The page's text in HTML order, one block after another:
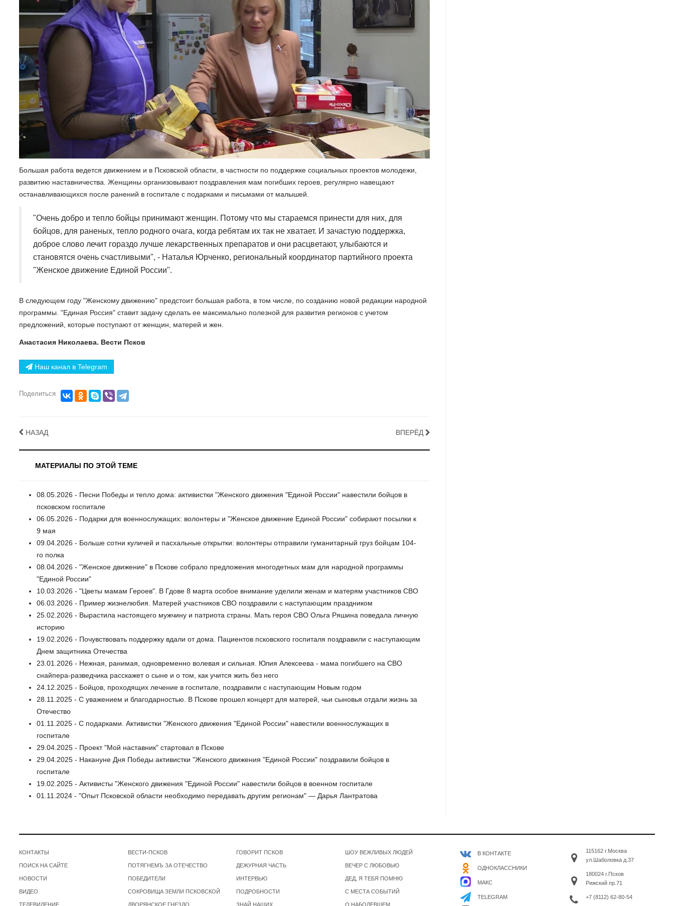
Большая работа ведется движением и в Псковской области, в частности по поддержке социальных проектов молодежи,
развитию наставничества. Женщины организовывают поздравления мам погибших героев, регулярно навещают
останавливающихся после ранений в госпитале с подарками и письмами от малышей.
"Очень добро и тепло бойцы принимают женщин. Потому что мы стараемся принести для них, для
бойцов, для раненых, тепло родного очага, когда ребятам их так не хватает. И зачастую поддержка,
доброе слово лечит гораздо лучше лекарственных препаратов и они расцветают, улыбаются и
становятся очень счастливыми", - Наталья Юрченко, региональный координатор партийного проекта
"Женское движение Единой России".
В следующем году "Женскому движению" предстоит большая работа, в том числе, по созданию новой редакции народной
программы. "Единая Россия" ставит задачу сделать ее максимально полезной для развития регионов с учетом
предложений, которые поступают от женщин, матерей и жен.
Анастасия Николаева. Вести Псков
Наш канал в Telegram
Поделиться
НАЗАД ВПЕРЁД
МАТЕРИАЛЫ ПО ЭТОЙ ТЕМЕ
08.05.2026 - Песни Победы и тепло дома: активистки "Женского движения "Единой России" навестили бойцов в
псковском госпитале
06.05.2026 - Подарки для военнослужащих: волонтеры и "Женское движение Единой России" собирают посылки к
9 мая
09.04.2026 - Больше сотни куличей и пасхальные открытки: волонтеры отправили гуманитарный груз бойцам 104-
го полка
08.04.2026 - "Женское движение" в Пскове собрало предложения многодетных мам для народной программы
"Единой России"
10.03.2026 - "Цветы мамам Героев". В Гдове 8 марта особое внимание уделили женам и матерям участников СВО
06.03.2026 - Пример жизнелюбия. Матерей участников СВО поздравили с наступающим праздником
25.02.2026 - Вырастила настоящего мужчину и патриота страны. Мать героя СВО Ольга Ряшина поведала личную
историю
19.02.2026 - Почувствовать поддержку вдали от дома. Пациентов псковского госпиталя поздравили с наступающим
Днем защитника Отечества
23.01.2026 - Нежная, ранимая, одновременно волевая и сильная. Юлия Алексеева - мама погибшего на СВО
снайпера-разведчика расскажет о сыне и о том, как учится жить без него
24.12.2025 - Бойцов, проходящих лечение в госпитале, поздравили с наступающим Новым годом
28.11.2025 - С уважением и благодарностью. В Пскове прошел концерт для матерей, чьи сыновья отдали жизнь за
Отечество
01.11.2025 - С подарками. Активистки "Женского движения "Единой России" навестили военнослужащих в
госпитале
29.04.2025 - Проект "Мой наставник" стартовал в Пскове
29.04.2025 - Накануне Дня Победы активистки "Женского движения "Единой России" поздравили бойцов в
госпитале
19.02.2025 - Активисты "Женского движения "Единой России" навестили бойцов в военном госпитале
01.11.2024 - "Опыт Псковской области необходимо передавать другим регионам" — Дарья Лантратова
КОНТАКТЫ
ПОИСК НА САЙТЕ
НОВОСТИ
ВИДЕО
ТЕЛЕВИДЕНИЕ
ВЕСТИ-ПСКОВ
ПОТЯГНЕМЪ ЗА ОТЕЧЕСТВО
ПОБЕДИТЕЛИ
СОКРОВИЩА ЗЕМЛИ ПСКОВСКОЙ
ДВОРЯНСКОЕ ГНЕЗДО
ГОВОРИТ ПСКОВ
ДЕЖУРНАЯ ЧАСТЬ
ИНТЕРВЬЮ
ПОДРОБНОСТИ
ЗНАЙ НАШИХ
ШОУ ВЕЖЛИВЫХ ЛЮДЕЙ
ВЕЧЕР С ЛЮБОВЬЮ
ДЕД, Я ТЕБЯ ПОМНЮ
С МЕСТА СОБЫТИЙ
О НАБОЛЕВШЕМ
В КОНТАКТЕ
ОДНОКЛАССНИКИ
МАКС
TELEGRAM
115162 г.Москва
ул.Шаболовка д.37
180024 г.Псков
Рижский пр.71
+7 (8112) 62-80-54